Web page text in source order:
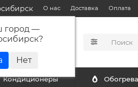
город —
?
О нас Доставка Оплата
КАТАЛОГ
Кондиционеры